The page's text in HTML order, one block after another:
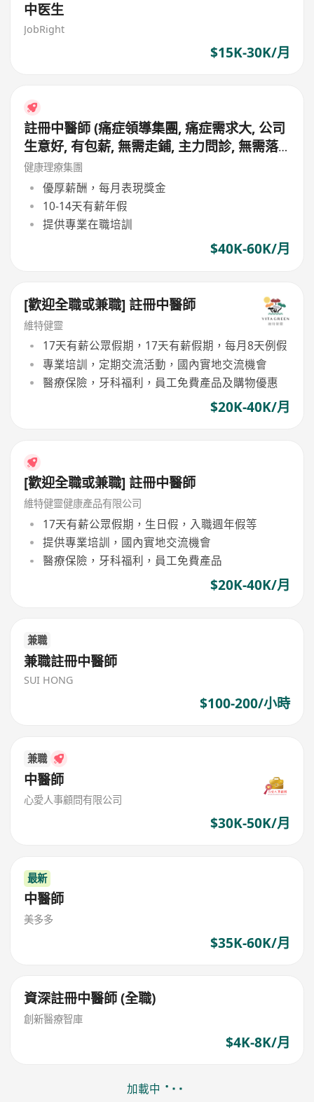
中医生
JobRight
$15K-30K/月
註冊中醫師 (痛症領導集團, 痛症需求大, 公司
生意好, 有包薪, 無需走鋪, 主力問診, 無需落
針及銷售, 公司重視中醫理論)
健康理療集團
優厚薪酬，每月表現獎金
10-14天有薪年假
提供專業在職培訓
$40K-60K/月
[歡迎全職或兼職] 註冊中醫師
維特健靈
17天有薪公眾假期，17天有薪假期，每月8天例假
專業培訓，定期交流活動，國內實地交流機會
醫療保險，牙科福利，員工免費產品及購物優惠
$20K-40K/月
[歡迎全職或兼職] 註冊中醫師
維特健靈健康產品有限公司
17天有薪公眾假期，生日假，入職週年假等
提供專業培訓，國內實地交流機會
醫療保險，牙科福利，員工免費產品
$20K-40K/月
兼職
兼職註冊中醫師
SUI HONG
$100-200/小時
兼職
中醫師
心愛人事顧問有限公司
$30K-50K/月
最新
中醫師
美多多
$35K-60K/月
資深註冊中醫師 (全職)
創新醫療智庫
$4K-8K/月
加載中